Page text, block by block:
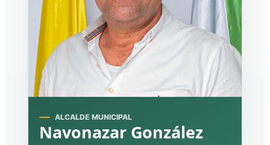
ALCALDE MUNICIPAL
Navonazar González